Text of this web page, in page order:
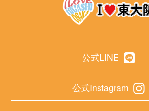
公式LINE
公式Instagram